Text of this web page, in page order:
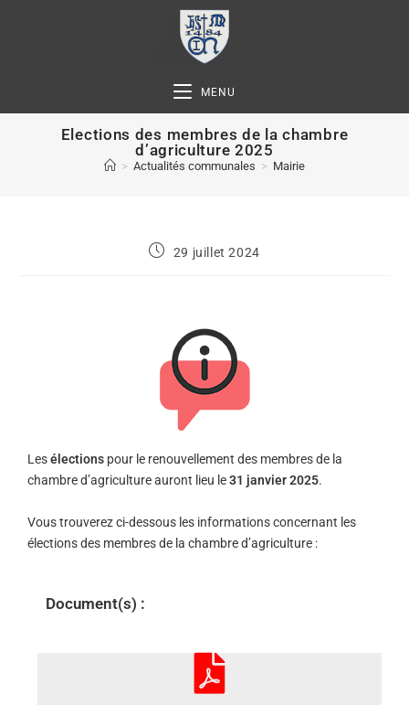
MENU
Elections des membres de la chambre
d’agriculture 2025
> Actualités communales > Mairie
29 juillet 2024
Lesélections pour le renouvellement des membres de la
chambre d’agriculture auront lieu le31 janvier 2025.
Vous trouverez ci-dessous les informations concernant les
élections des membres de la chambre d’agriculture :
Document(s) :